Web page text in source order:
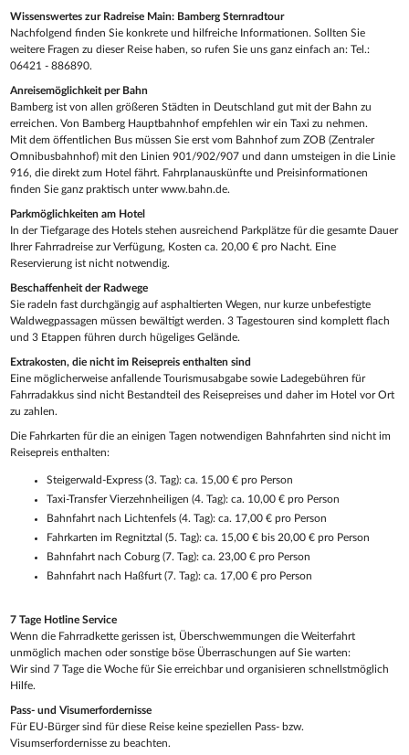
Wissenswertes zur Radreise Main: Bamberg Sternradtour
Nachfolgend finden Sie konkrete und hilfreiche Informationen. Sollten Sie
weitere Fragen zu dieser Reise haben, so rufen Sie uns ganz einfach an: Tel.:
06421 - 886890.
Anreisemöglichkeit per Bahn
Bamberg ist von allen größeren Städten in Deutschland gut mit der Bahn zu
erreichen. Von Bamberg Hauptbahnhof empfehlen wir ein Taxi zu nehmen.
Mit dem öffentlichen Bus müssen Sie erst vom Bahnhof zum ZOB (Zentraler
Omnibusbahnhof) mit den Linien 901/902/907 und dann umsteigen in die Linie
916, die direkt zum Hotel fährt. Fahrplanauskünfte und Preisinformationen
finden Sie ganz praktisch unter www.bahn.de.
Parkmöglichkeiten am Hotel
In der Tiefgarage des Hotels stehen ausreichend Parkplätze für die gesamte Dauer
Ihrer Fahrradreise zur Verfügung, Kosten ca. 20,00 € pro Nacht. Eine
Reservierung ist nicht notwendig.
Beschaffenheit der Radwege
Sie radeln fast durchgängig auf asphaltierten Wegen, nur kurze unbefestigte
Waldwegpassagen müssen bewältigt werden. 3 Tagestouren sind komplett flach
und 3 Etappen führen durch hügeliges Gelände.
Extrakosten, die nicht im Reisepreis enthalten sind
Eine möglicherweise anfallende Tourismusabgabe sowie Ladegebühren für
Fahrradakkus sind nicht Bestandteil des Reisepreises und daher im Hotel vor Ort
zu zahlen.
Die Fahrkarten für die an einigen Tagen notwendigen Bahnfahrten sind nicht im
Reisepreis enthalten:
Steigerwald-Express (3. Tag): ca. 15,00 € pro Person
Taxi-Transfer Vierzehnheiligen (4. Tag): ca. 10,00 € pro Person
Bahnfahrt nach Lichtenfels (4. Tag): ca. 17,00 € pro Person
Fahrkarten im Regnitztal (5. Tag): ca. 15,00 € bis 20,00 € pro Person
Bahnfahrt nach Coburg (7. Tag): ca. 23,00 € pro Person
Bahnfahrt nach Haßfurt (7. Tag): ca. 17,00 € pro Person
7 Tage Hotline Service
Wenn die Fahrradkette gerissen ist, Überschwemmungen die Weiterfahrt
unmöglich machen oder sonstige böse Überraschungen auf Sie warten:
Wir sind 7 Tage die Woche für Sie erreichbar und organisieren schnellstmöglich
Hilfe.
Pass- und Visumerfordernisse
Für EU-Bürger sind für diese Reise keine speziellen Pass- bzw.
Visumserfordernisse zu beachten.